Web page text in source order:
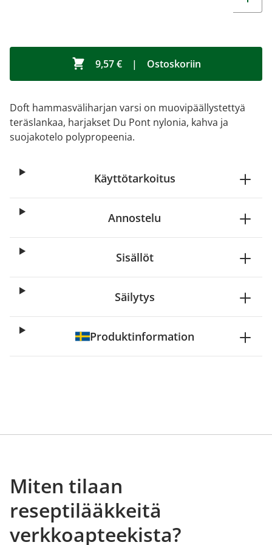
9,57 € | Ostoskoriin
Doft hammasväliharjan varsi on muovipäällystettyä
teräslankaa, harjakset Du Pont nylonia, kahva ja
suojakotelo polypropeenia.
Käyttötarkoitus
Annostelu
Sisällöt
Säilytys
Produktinformation
Miten tilaan
reseptilääkkeitä
verkkoapteekista?